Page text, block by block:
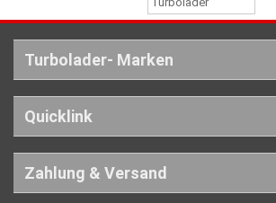
Turbolader- Marken
Quicklink
Zahlung & Versand